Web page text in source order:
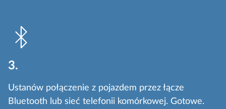
3.
Ustanów połączenie z pojazdem przez łącze
Bluetooth lub sieć telefonii komórkowej. Gotowe.